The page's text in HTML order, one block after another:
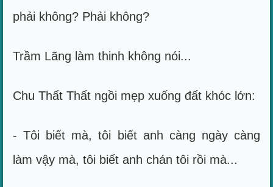
phải không? Phải không?
Trầm Lãng làm thinh không nói...
Chu Thất Thất ngồi mẹp xuống đất khóc lớn:
- Tôi biết mà, tôi biết anh càng ngày càng
làm vậy mà, tôi biết anh chán tôi rồi mà...